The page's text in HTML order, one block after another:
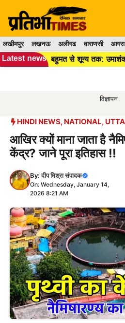
content
लखीमपुर लखनऊ अलीगढ वाराणसी आगरा
Latest news
विज्ञापन
HINDI NEWS, NATIONAL,
आखिर क्यों माना जाता है
केंद्र? जाने पूरा इतिहास !!
By:दीप मिश्रा संपादक
On: Wednesday, January 14,
2026 8:21 AM